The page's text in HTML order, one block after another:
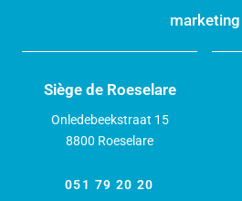
marketing
Siège de Roeselare
Onledebeekstraat 15
8800 Roeselare
051 79 20 20